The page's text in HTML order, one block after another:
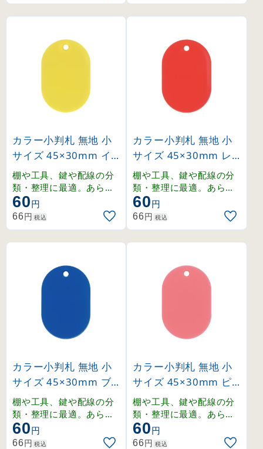
カラー小判札 無地 小
サイズ 45×30mm イ
エロー (200013)
棚や工具、鍵や配線の分
類・整理に最適。あらゆ
る場面で活躍するスチロ
ール製の無地小判札。
60円
66円 税込
カラー小判札 無地 小
サイズ 45×30mm レ
ッド (200014)
棚や工具、鍵や配線の分
類・整理に最適。あらゆ
る場面で活躍するスチロ
ール製の無地小判札。
60円
66円 税込
カラー小判札 無地 小
サイズ 45×30mm ブ
ルー (200015)
棚や工具、鍵や配線の分
類・整理に最適。あらゆ
る場面で活躍するスチロ
ール製の無地小判札。
60円
66円 税込
カラー小判札 無地 小
サイズ 45×30mm ピ
ンク (200016)
棚や工具、鍵や配線の分
類・整理に最適。あらゆ
る場面で活躍するスチロ
ール製の無地小判札。
60円
66円 税込